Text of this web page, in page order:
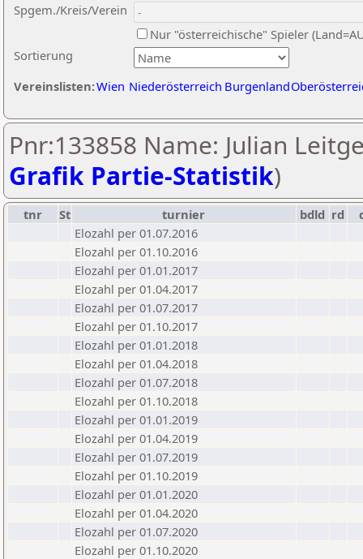
Sortierung
Spgem./Kreis/Verein
Nur "österreichische" Spieler
Vereinslisten:Wien Niederösterreich Burgenland
Pnr:133858 Name: Julian
Grafik Partie-Statistik)
tnr St turnier bdld rd
Elozahl per 01.07.2016
Elozahl per 01.10.2016
Elozahl per 01.01.2017
Elozahl per 01.04.2017
Elozahl per 01.07.2017
Elozahl per 01.10.2017
Elozahl per 01.01.2018
Elozahl per 01.04.2018
Elozahl per 01.07.2018
Elozahl per 01.10.2018
Elozahl per 01.01.2019
Elozahl per 01.04.2019
Elozahl per 01.07.2019
Elozahl per 01.10.2019
Elozahl per 01.01.2020
Elozahl per 01.04.2020
Elozahl per 01.07.2020
Elozahl per 01.10.2020